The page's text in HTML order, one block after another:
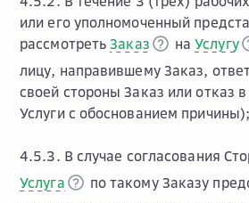
или его уполномоченный
рассмотретьЗаказ наУслугу
лицу, направившему Заказ,
своей стороны Заказ или отказ
Услуги с обоснованием причины);
4.5.3. В случае согласования
Услуга
по такому Заказу